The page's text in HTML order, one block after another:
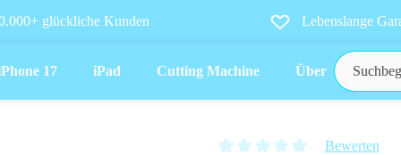
glückliche Kunden Lebenslange
17 iPad Cutting Machine Über uns
Bewerten